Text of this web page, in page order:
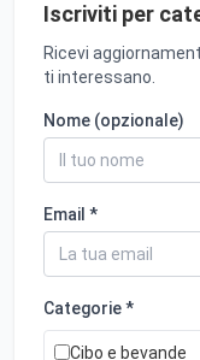
Iscriviti per
Ricevi
ti interessano.
Nome (opzionale)
Email *
Categorie *
Cibo e bevande